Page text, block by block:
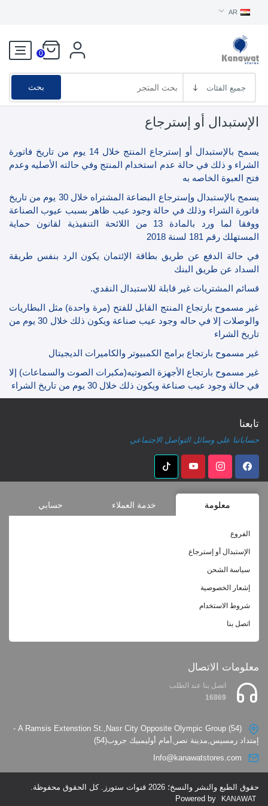
AR
0
بحث
الإستبدال أو إسترجاع
يسمح بالإستبدال أو إسترجاع المنتج خلال 14 يوم من تاريخ فاتورة
الشراء و ذلك في حالة عدم استخدام المنتج وفي حالته الأصليه وعدم
فتح العبوة الخاصه به
يسمح بالإستبدال وإسترجاع البضاعة المشتراه خلال 30 يوم من تاريخ
فاتورة الشراء وذلك في حالة وجود عيب ظاهر بسبب عيوب الصناعة
ووفقا لما ورد بالمادة 13 من اللائحة التنفيذية لقانون حماية
المستهلك رقم 181 لسنة 2018
في حالة الدفع عن طريق بطاقة الإئتمان يكون الرد بنفس طريقة
السداد عن طريق البنك
قسائم المشتريات غير قابلة للاستبدال النقدي.
غير مسموح بارتجاع المنتج القابل للفتح (مرة واحدة) مثل البطاريات
والوصلات إلا في حاله وجود عيب صناعة ويكون ذلك خلال 30 يوم من
تاريخ الشراء
غير مسموح بارتجاع برامج الكمبيوتر والكاميرات الديجيتال
غير مسموح بارتجاع الأجهزة الصوتيه(مكبرات الصوت والسماعات) إلا
في حالة وجود عيب صناعة ويكون ذلك خلال 30 يوم من تاريخ الشراء
تابعنا
حساباتنا على وسائل التواصل الاجتماعي
معلومة خدمة العملاء حسابي
معلومات الاتصال
اتصل بنا عند الطلب
16869
(54) A Ramsis Extenstion St.,Nasr City Opposite Olympic Group -
إمتداد رمسيس,مدينة نصر,أمام أوليمبيك جروب(54)
Info@kanawatstores.com
الفروع
الإستبدال أو إسترجاع
سياسة الشحن
إشعار الخصوصية
شروط الاستخدام
اتصل بنا
حقوق الطبع والنشر والنسخ؛ 2026 قنوات ستورز. كل الحقوق محفوظة.
Powered by
KANAWAT